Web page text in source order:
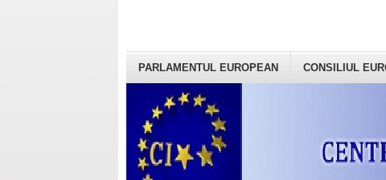
PARLAMENTUL EUROPEAN CONSILIUL